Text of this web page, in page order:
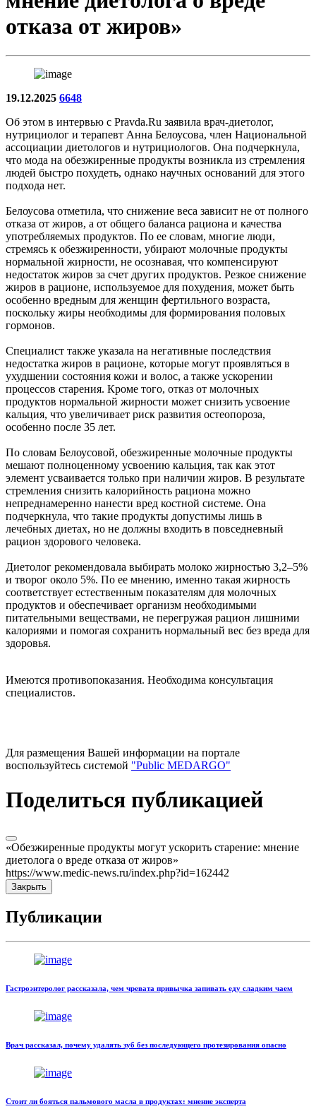
отказа от жиров»
19.12.2025 6648
Об этом в интервью с Pravda.Ru заявила врач-диетолог,
нутрициолог и терапевт Анна Белоусова, член Национальной
ассоциации диетологов и нутрициологов. Она подчеркнула,
что мода на обезжиренные продукты возникла из стремления
людей быстро похудеть, однако научных оснований для этого
подхода нет.
Белоусова отметила, что снижение веса зависит не от полного
отказа от жиров, а от общего баланса рациона и качества
употребляемых продуктов. По ее словам, многие люди,
стремясь к обезжиренности, убирают молочные продукты
нормальной жирности, не осознавая, что компенсируют
недостаток жиров за счет других продуктов. Резкое снижение
жиров в рационе, используемое для похудения, может быть
особенно вредным для женщин фертильного возраста,
поскольку жиры необходимы для формирования половых
гормонов.
Специалист также указала на негативные последствия
недостатка жиров в рационе, которые могут проявляться в
ухудшении состояния кожи и волос, а также ускорении
процессов старения. Кроме того, отказ от молочных
продуктов нормальной жирности может снизить усвоение
кальция, что увеличивает риск развития остеопороза,
особенно после 35 лет.
По словам Белоусовой, обезжиренные молочные продукты
мешают полноценному усвоению кальция, так как этот
элемент усваивается только при наличии жиров. В результате
стремления снизить калорийность рациона можно
непреднамеренно нанести вред костной системе. Она
подчеркнула, что такие продукты допустимы лишь в
лечебных диетах, но не должны входить в повседневный
рацион здорового человека.
Диетолог рекомендовала выбирать молоко жирностью 3,2–5%
и творог около 5%. По ее мнению, именно такая жирность
соответствует естественным показателям для молочных
продуктов и обеспечивает организм необходимыми
питательными веществами, не перегружая рацион лишними
калориями и помогая сохранить нормальный вес без вреда для
здоровья.
Имеются противопоказания. Необходима консультация
специалистов.
Для размещения Вашей информации на портале
воспользуйтесь системой "Public MEDARGO"
Поделиться публикацией
«Обезжиренные продукты могут ускорить старение: мнение
диетолога о вреде отказа от жиров»
https://www.medic-news.ru/index.php?id=162442
Закрыть
Публикации
Гастроэнтеролог рассказала, чем чревата привычка запивать еду сладким чаем
Врач рассказал, почему удалять зуб без последующего протезирования опасно
Стоит ли бояться пальмового масла в продуктах: мнение эксперта